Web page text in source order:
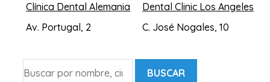
Clínica Dental Alemania
Av. Portugal, 2
Dental Clinic Los Angeles
C. José Nogales, 10
BUSCAR